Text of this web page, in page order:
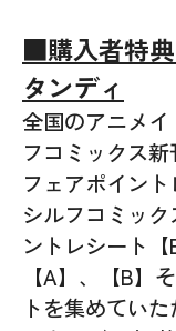
■購入者特
タンディ
全国のアニメ
フコミックス
フェアポイント
シルフコミッ
ントレシート【
【A】、【B】
トを集めてい